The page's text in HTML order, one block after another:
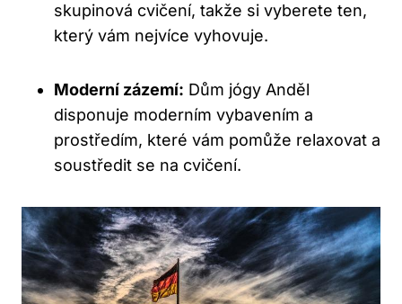
skupinová cvičení, takže si vyberete ten,
který vám nejvíce vyhovuje.
Moderní zázemí: Dům jógy Anděl
disponuje moderním vybavením a
prostředím, které vám pomůže relaxovat a
soustředit se na cvičení.